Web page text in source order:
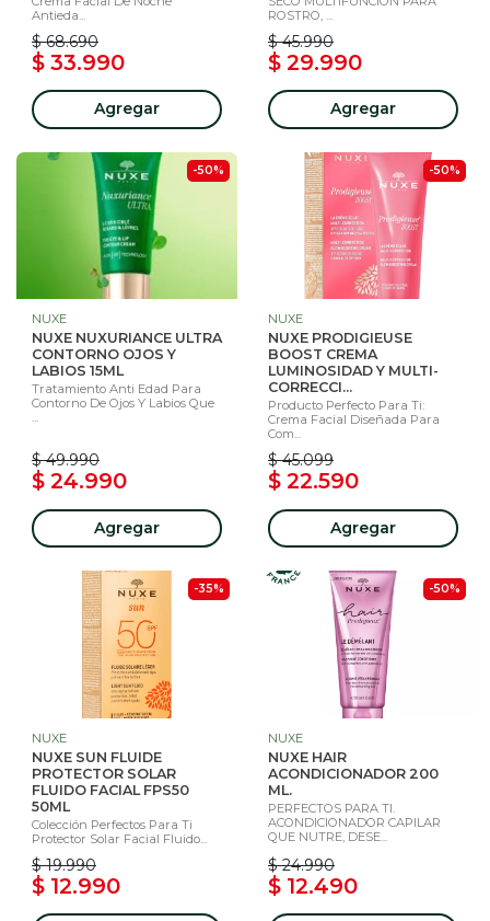
Antieda...
$ 68.690
$ 33.990
Agregar
ROSTRO, ...
$ 45.990
$ 29.990
Agregar
-50%
NUXE
NUXE NUXURIANCE ULTRA
CONTORNO OJOS Y
LABIOS 15ML
Tratamiento Anti Edad Para
Contorno De Ojos Y Labios Que
...
$ 49.990
$ 24.990
Agregar
-50%
NUXE
NUXE PRODIGIEUSE
BOOST CREMA
LUMINOSIDAD Y MULTI-
CORRECCI...
Producto Perfecto Para Ti:
Crema Facial Diseñada Para
Com...
$ 45.099
$ 22.590
Agregar
-35%
NUXE
NUXE SUN FLUIDE
PROTECTOR SOLAR
FLUIDO FACIAL FPS50
50ML
Colección Perfectos Para Ti
Protector Solar Facial Fluido...
$ 19.990
$ 12.990
-50%
NUXE
NUXE HAIR
ACONDICIONADOR 200
ML.
PERFECTOS PARA TI.
ACONDICIONADOR CAPILAR
QUE NUTRE, DESE...
$ 24.990
$ 12.490